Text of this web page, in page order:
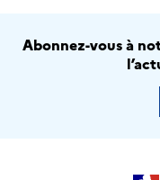
Abonnez-vous à